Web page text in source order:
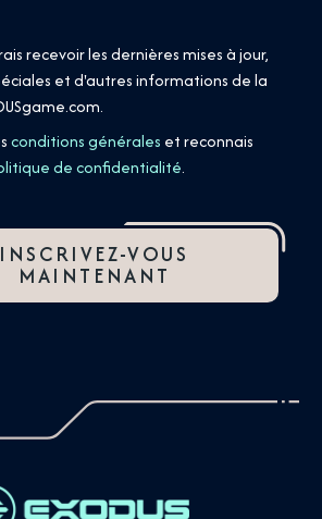
recevoir les dernières mises à jour,
et d'autres informations de la
conditions générales et reconnais
de confidentialité.
INSCRIVEZ-VOUS
MAINTENANT